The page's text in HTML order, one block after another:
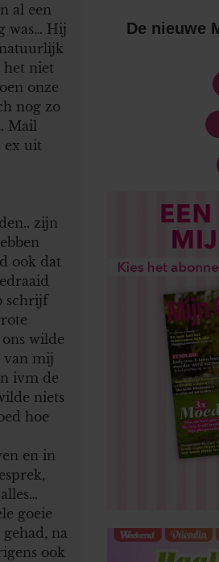
al een
was… Hij
het niet
onze
nog zo
Mail
ex uit
zijn
ook dat
schrijf
wilde
van mij
ivm de
niets
hoe
en in
goeie
na
ook
De nieuwe